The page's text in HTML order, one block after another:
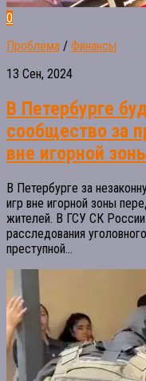
0
Проблема / Финансы
13 Сен, 2024
В Петербурге
сообщество за
вне игорной
В Петербурге за
игр вне игорной зоны
жителей. В ГСУ СК
расследования
преступной...